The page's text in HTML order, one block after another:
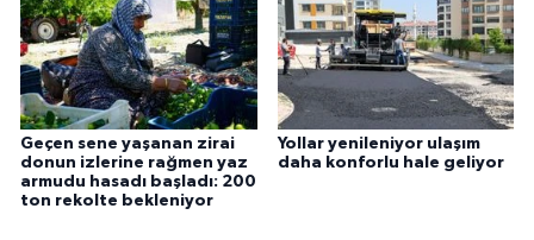
Geçen sene yaşanan zirai
donun izlerine rağmen yaz
armudu hasadı başladı: 200
ton rekolte bekleniyor
Yollar yenileniyor ulaşım
daha konforlu hale geliyor